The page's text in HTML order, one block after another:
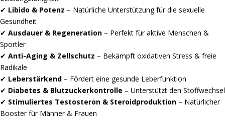
✔ Libido & Potenz – Natürliche Unterstützung für die sexuelle
Gesundheit
✔ Ausdauer & Regeneration – Perfekt für aktive Menschen &
Sportler
✔ Anti-Aging & Zellschutz – Bekämpft oxidativen Stress & freie
Radikale
✔ Leberstärkend – Fördert eine gesunde Leberfunktion
✔ Diabetes & Blutzuckerkontrolle – Unterstützt den Stoffwechsel
✔ Stimuliertes Testosteron & Steroidproduktion – Natürlicher
Booster für Männer & Frauen